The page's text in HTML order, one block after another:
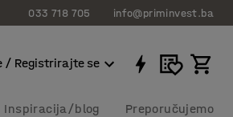
033 718 705 info@priminvest.ba
/ Registrirajte se
Inspiracija/blog Preporučujemo